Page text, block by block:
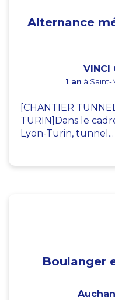
Alternance
1 an à Saint-
[CHANTIER
TURIN]Dans le
Lyon-Turin, tunnel...
Boulanger